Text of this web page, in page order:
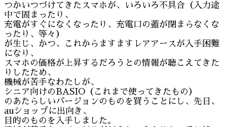
つかいつづけてきたスマホが、いろいろ不具合（入力途
中で固まったり、
充電がすぐになくなったり、充電口の蓋が閉まらなくな
ったり、等々）
が生じ、かつ、これからますますレアアースが入手困難
になり、
スマホの価格が上昇するだろうとの情報が聴こえてきた
りしたため、
機械が苦手なわたしが、
シニア向けのBASIO（これまで使ってきたもの）
のあたらしいバージョンのものを買うことにし、先日、
auショップに出向き、
目的のものを入手しました。